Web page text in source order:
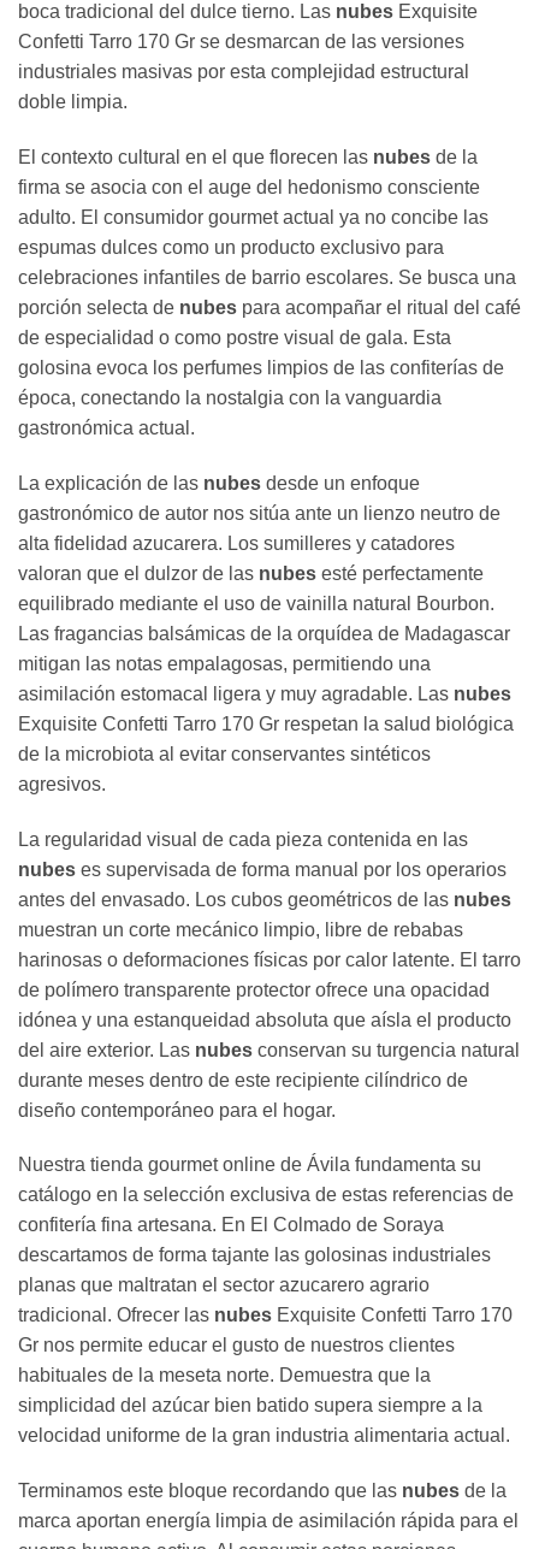
boca tradicional del dulce tierno. Las nubes Exquisite
Confetti Tarro 170 Gr se desmarcan de las versiones
industriales masivas por esta complejidad estructural
doble limpia.
El contexto cultural en el que florecen las nubes de la
firma se asocia con el auge del hedonismo consciente
adulto. El consumidor gourmet actual ya no concibe las
espumas dulces como un producto exclusivo para
celebraciones infantiles de barrio escolares. Se busca una
porción selecta de nubes para acompañar el ritual del café
de especialidad o como postre visual de gala. Esta
golosina evoca los perfumes limpios de las confiterías de
época, conectando la nostalgia con la vanguardia
gastronómica actual.
La explicación de las nubes desde un enfoque
gastronómico de autor nos sitúa ante un lienzo neutro de
alta fidelidad azucarera. Los sumilleres y catadores
valoran que el dulzor de las nubes esté perfectamente
equilibrado mediante el uso de vainilla natural Bourbon.
Las fragancias balsámicas de la orquídea de Madagascar
mitigan las notas empalagosas, permitiendo una
asimilación estomacal ligera y muy agradable. Las nubes
Exquisite Confetti Tarro 170 Gr respetan la salud biológica
de la microbiota al evitar conservantes sintéticos
agresivos.
La regularidad visual de cada pieza contenida en las
nubes es supervisada de forma manual por los operarios
antes del envasado. Los cubos geométricos de las nubes
muestran un corte mecánico limpio, libre de rebabas
harinosas o deformaciones físicas por calor latente. El tarro
de polímero transparente protector ofrece una opacidad
idónea y una estanqueidad absoluta que aísla el producto
del aire exterior. Las nubes conservan su turgencia natural
durante meses dentro de este recipiente cilíndrico de
diseño contemporáneo para el hogar.
Nuestra tienda gourmet online de Ávila fundamenta su
catálogo en la selección exclusiva de estas referencias de
confitería fina artesana. En El Colmado de Soraya
descartamos de forma tajante las golosinas industriales
planas que maltratan el sector azucarero agrario
tradicional. Ofrecer las nubes Exquisite Confetti Tarro 170
Gr nos permite educar el gusto de nuestros clientes
habituales de la meseta norte. Demuestra que la
simplicidad del azúcar bien batido supera siempre a la
velocidad uniforme de la gran industria alimentaria actual.
Terminamos este bloque recordando que las nubes de la
marca aportan energía limpia de asimilación rápida para el